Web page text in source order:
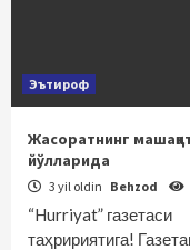
Эътироф
Жасоратнинг
йўлларида
3 yil oldin Behzod
“Hurriyat” газетаси
таҳририятига!